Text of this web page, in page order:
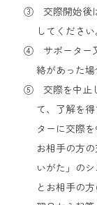
③ 交際開始後
してください
④ サポーター
絡があった場
⑤ 交際を中止し
て、了解を
ターに交際
お相手の方
いがた」の
とお相手の